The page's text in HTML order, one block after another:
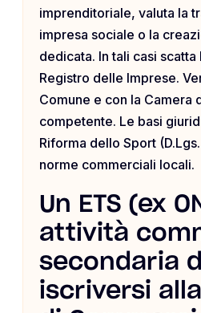
imprenditoriale, valuta la
impresa sociale o la
dedicata. In tali casi scatta
Registro delle Imprese.
Comune e con la Camera
competente. Le basi
Riforma dello Sport
norme commerciali locali.
Un ETS (ex
attività
secondaria
iscriversi